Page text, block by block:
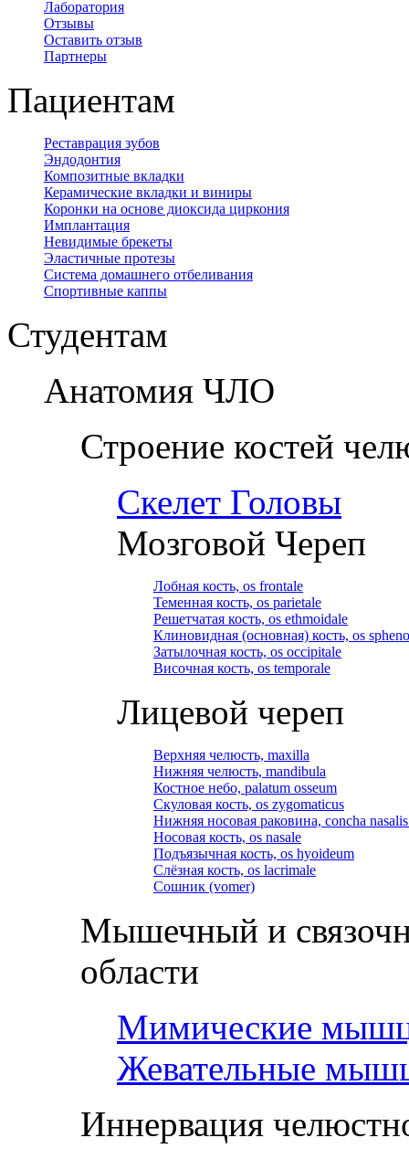
Лаборатория
Отзывы
Оставить отзыв
Партнеры
Пациентам
Реставрация зубов
Эндодонтия
Композитные вкладки
Керамические вкладки и виниры
Коронки на основе диоксида циркония
Имплантация
Невидимые брекеты
Эластичные протезы
Система домашнего отбеливания
Спортивные каппы
Студентам
Анатомия ЧЛО
Строение костей
Скелет Головы
Мозговой Череп
Лобная кость, os frontale
Теменная кость, os parietale
Решетчатая кость, os ethmoidale
Клиновидная (основная) кость, os
Затылочная кость, os occipitale
Височная кость, os temporale
Лицевой череп
Верхняя челюсть, maxilla
Нижняя челюсть, mandibula
Костное небо, palatum osseum
Скуловая кость, os zygomaticus
Нижняя носовая раковина, concha
Носовая кость, os nasale
Подъязычная кость, os hyoideum
Слёзная кость, os lacrimale
Сошник (vomer)
Мышечный и
области
Мимические
Жевательные
Иннервация